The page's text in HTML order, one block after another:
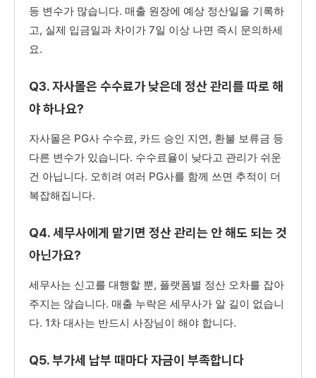
등 변수가 많습니다. 매출 원장에 예상 정산일을 기록하
고, 실제 입금일과 차이가 7일 이상 나면 즉시 문의하세
요.
Q3. 자사몰은 수수료가 낮은데 정산 관리를 따로 해
야 하나요?
자사몰은 PG사 수수료, 카드 승인 지연, 환불 보류금 등
다른 변수가 있습니다. 수수료율이 낮다고 관리가 쉬운
건 아닙니다. 오히려 여러 PG사를 함께 쓰면 추적이 더
복잡해집니다.
Q4. 세무사에게 맡기면 정산 관리는 안 해도 되는 것
아닌가요?
세무사는 신고를 대행할 뿐, 플랫폼별 정산 오차를 잡아
주지는 않습니다. 매출 누락은 세무사가 알 길이 없습니
다. 1차 대사는 반드시 사장님이 해야 합니다.
Q5. 부가세 납부 때마다 자금이 부족합니다